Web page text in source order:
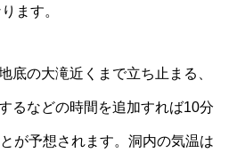
ます。
底の大滝近くまで立ち止まる、
るなどの時間を追加すれば10分
が予想されます。洞内の気温は